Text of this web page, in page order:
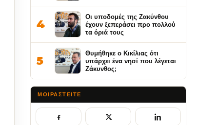
4
Οι υποδομές της Ζακύνθου
έχουν ξεπεράσει προ πολλού
τα όριά τους
5
Θυμήθηκε ο Κικίλιας ότι
υπάρχει ένα νησί που λέγεται
Ζάκυνθος;
ΜΟΙΡΑΣΤΕΊΤΕ